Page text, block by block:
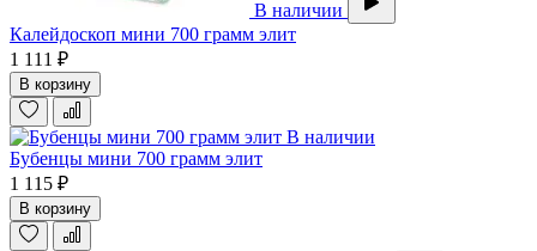
В наличии
Калейдоскоп мини 700 грамм элит
1 111 ₽
В корзину
В наличии
Бубенцы мини 700 грамм элит
1 115 ₽
В корзину